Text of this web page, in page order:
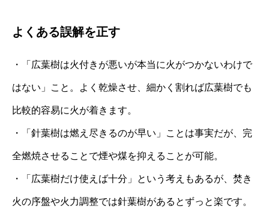
よくある誤解を正す
・「広葉樹は火付きが悪いが本当に火がつかないわけで
はない」こと。よく乾燥させ、細かく割れば広葉樹でも
比較的容易に火が着きます。
・「針葉樹は燃え尽きるのが早い」ことは事実だが、完
全燃焼させることで煙や煤を抑えることが可能。
・「広葉樹だけ使えば十分」という考えもあるが、焚き
火の序盤や火力調整では針葉樹があるとずっと楽です。